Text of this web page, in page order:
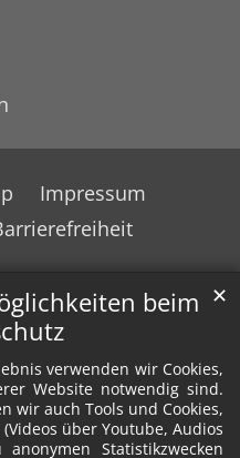
beim
verwenden wir Cookies,
Website notwendig sind.
wir auch Tools und Cookies,
über Youtube, Audios
Statistikzwecken
✕
Impressum